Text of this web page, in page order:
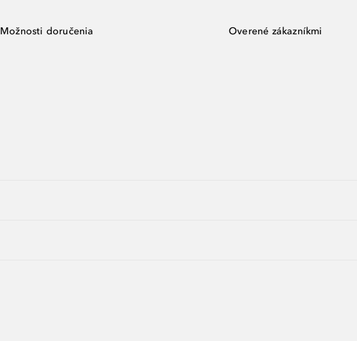
Možnosti doručenia Overené zákazníkmi